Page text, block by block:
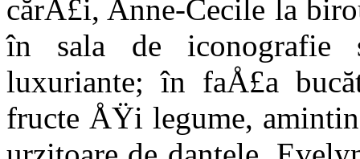
cărÅ£i, Anne-Cecile la
în sala de iconografie
luxuriante; în faÅ£a
fructe ÅŸi legume,